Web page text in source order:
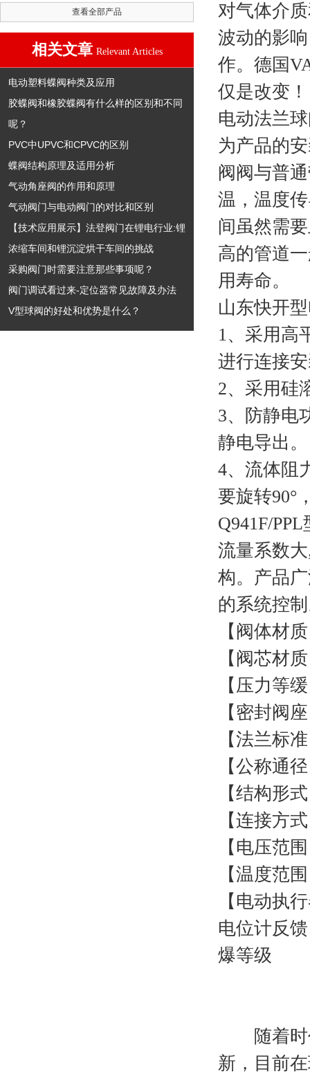
查看全部产品
相关文章 Relevant Articles
电动塑料蝶阀种类及应用
胶蝶阀和橡胶蝶阀有什么样的区别和不同
呢？
PVC中UPVC和CPVC的区别
蝶阀结构原理及适用分析
气动角座阀的作用和原理
气动阀门与电动阀门的对比和区别
【技术应用展示】法登阀门在锂电行业:锂
浓缩车间和锂沉淀烘干车间的挑战
采购阀门时需要注意那些事项呢？
阀门调试看过来-定位器常见故障及办法
V型球阀的好处和优势是什么？
对气体介
波动的影
作。德国
仅是改变！
电动法兰
为产品的
阀阀与普
温，温度
间虽然需
高的管道
用寿命。
山东快开
1、采用高
进行连接
2、采用硅
3、防静电
静电导出。
4、流体阻
要旋转90°
Q941F/
流量系数
构。产品
的系统控
【阀体材
【阀芯材
【压力等
【密封阀
【法兰标
【公称通
【结构形
【连接方
【电压范
【温度范
【电动执
电位计反
爆等级
随着时代
新，目前